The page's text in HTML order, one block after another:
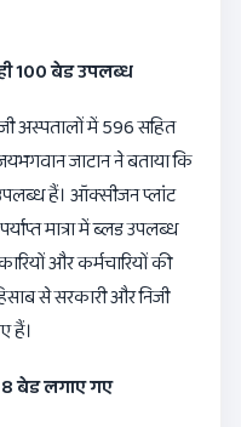
100 बेड उपलब्ध
अस्पतालों में 596 सहित
जाटान ने बताया कि
हैं। ऑक्सीजन प्लांट
मात्रा में ब्लड उपलब्ध
और कर्मचारियों की
से सरकारी और निजी
हैं।
बेड लगाए गए